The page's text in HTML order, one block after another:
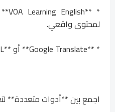
لمحتوى واقعي.
* **Google Translate** أو **DeepL** لترجمات سريعة.
اجمع بين **أدوات متعددة**